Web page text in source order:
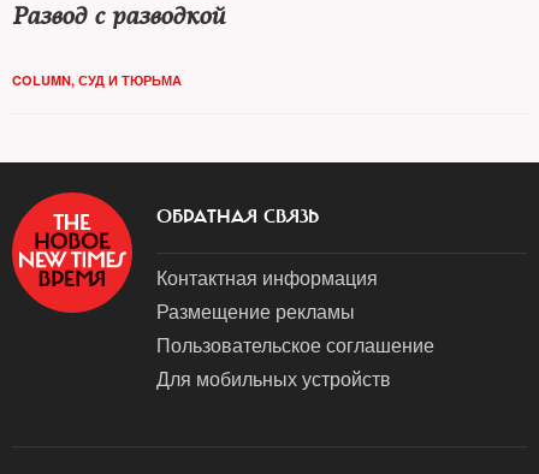
Развод с разводкой
COLUMN, СУД И ТЮРЬМА
ОБРАТНАЯ СВЯЗЬ
Контактная информация
Размещение рекламы
Пользовательское соглашение
Для мобильных устройств